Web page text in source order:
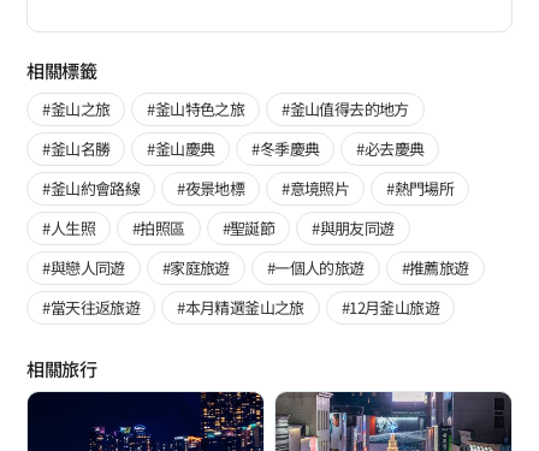
相關標籤
#釜山之旅 #釜山特色之旅
#釜山值得去的地方
#釜山名勝
#釜山慶典 #冬季慶典
#必去慶典
#釜山約會路線
#夜景地標 #意境照片
#熱門場所
#人生照
#拍照區 #聖誕節
#與朋友同遊
#與戀人同遊
#家庭旅遊 #一個人的旅遊
#推薦旅遊
#當天往返旅遊
#本月精選釜山之旅 #12月釜山旅遊
相關旅行